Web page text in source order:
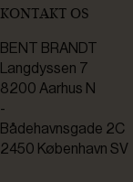
KONTAKT OS
BENT BRANDT
Langdyssen 7
8200 Aarhus N
-
Bådehavnsgade 2C
2450 København SV